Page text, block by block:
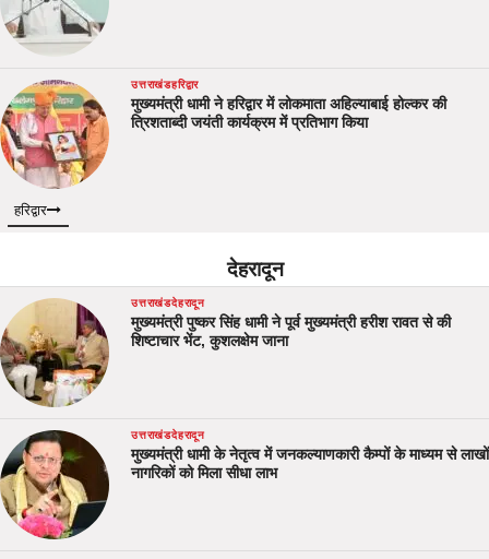
उत्तराखंडहरिद्वार
मुख्यमंत्री धामी ने हरिद्वार में लोकमाता अहिल्याबाई होल्कर की
त्रिशताब्दी जयंती कार्यक्रम में प्रतिभाग किया
हरिद्वार
देहरादून
उत्तराखंडदेहरादून
मुख्यमंत्री पुष्कर सिंह धामी ने पूर्व मुख्यमंत्री हरीश रावत से की
शिष्टाचार भेंट, कुशलक्षेम जाना
उत्तराखंडदेहरादून
मुख्यमंत्री धामी के नेतृत्व में जनकल्याणकारी कैम्पों के माध्यम से लाखों
नागरिकों को मिला सीधा लाभ